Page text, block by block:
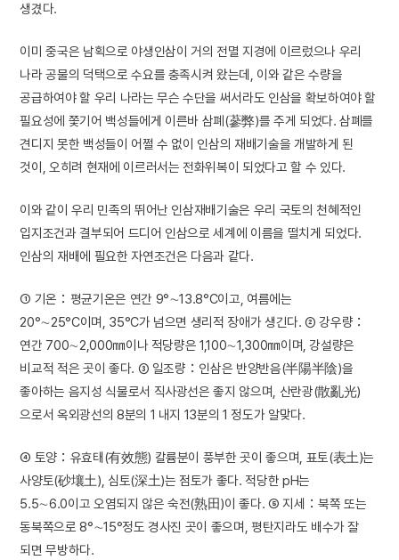
생겼다.
이미 중국은 남획으로 야생인삼이 거의 전멸 지경에 이르렀으나 우리
나라 공물의 덕택으로 수요를 충족시켜 왔는데, 이와 같은 수량을
공급하여야 할 우리 나라는 무슨 수단을 써서라도 인삼을 확보하여야 할
필요성에 쫓기어 백성들에게 이른바 삼폐(蔘弊)를 주게 되었다. 삼폐를
견디지 못한 백성들이 어쩔 수 없이 인삼의 재배기술을 개발하게 된
것이, 오히려 현재에 이르러서는 전화위복이 되었다고 할 수 있다.
이와 같이 우리 민족의 뛰어난 인삼재배기술은 우리 국토의 천혜적인
입지조건과 결부되어 드디어 인삼으로 세계에 이름을 떨치게 되었다.
인삼의 재배에 필요한 자연조건은 다음과 같다.
① 기온：평균기온은 연간 9°∼13.8°C이고, 여름에는
20°∼25°C이며, 35°C가 넘으면 생리적 장애가 생긴다. ② 강우량：
연간 700∼2,000㎜이나 적당량은 1,100∼1,300㎜이며, 강설량은
비교적 적은 곳이 좋다. ③ 일조량：인삼은 반양반음(半陽半陰)을
좋아하는 음지성 식물로서 직사광선은 좋지 않으며, 산란광(散亂光)
으로서 옥외광선의 8분의 1 내지 13분의 1 정도가 알맞다.
④ 토양：유효태(有效態) 칼륨분이 풍부한 곳이 좋으며, 표토(表土)는
사양토(砂壤土), 심토(深土)는 점토가 좋다. 적당한 pH는
5.5∼6.0이고 오염되지 않은 숙전(熟田)이 좋다. ⑤ 지세：북쪽 또는
동북쪽으로 8°∼15°정도 경사진 곳이 좋으며, 평탄지라도 배수가 잘
되면 무방하다.